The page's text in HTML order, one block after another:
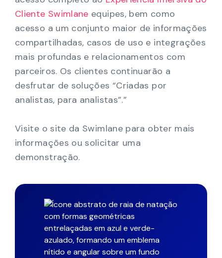
Cliente Swimlane equipes, bem como
acesso a um conjunto maior de informações
compartilhadas, casos de uso e integrações
mais profundas e relacionamentos com
parceiros. Os clientes continuarão a
desfrutar de soluções “Criadas por
analistas, para analistas”.”
Visite o site da Swimlane para obter mais
informações ou solicitar uma
demonstração.